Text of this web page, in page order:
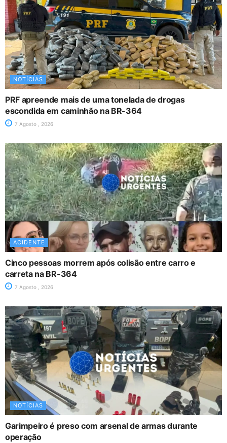
NOTÍCIAS
PRF apreende mais de uma tonelada de drogas
escondida em caminhão na BR-364
7 Agosto , 2026
ACIDENTE
Cinco pessoas morrem após colisão entre carro e
carreta na BR-364
7 Agosto , 2026
NOTÍCIAS
Garimpeiro é preso com arsenal de armas durante
operação